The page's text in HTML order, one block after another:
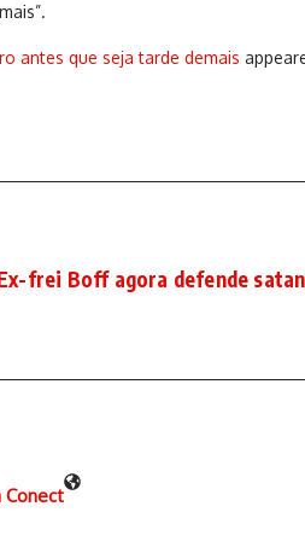
antes que seja tarde demais
frei Boff agora defende
Conect